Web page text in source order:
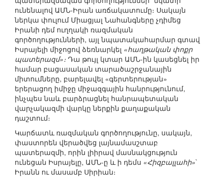
ունենալով ԱՄՆ-Իրան առճակատումը։ Սակայն
ներկա փուլում Միացյալ Նահանգները չդիմեց
Իրանի դեմ ուղղակի ռազմական
գործողությունների, այլ նպատակահարմար գտավ
Իսրայելի միջոցով ձեռնարկել «հաղթական փոքր
պատերազմ»։ Դա թույլ կտար ԱՄՆ-ին կասեցնել իր
համար բացասական տարածաշրջանային
միտումները, բարելավել «գերտերության»
երերացող իմիջը միջազգային հանրությունում,
ինչպես նաև բարձրացնել հանրապետական
վարչակազմի վարկը ներքին քաղաքական
դաշտում։
Կարճատև ռազմական գործողությունը, սակայն,
փաստորեն վերածվեց լայնամասշտաբ
պատերազմի, որին լիիրավ մասնակցություն
ունեցան Իսրայելը, ԱՄՆ-ը և ի դեմս «Հիզբալլահի»`
Իրանն ու մասամբ Սիրիան։